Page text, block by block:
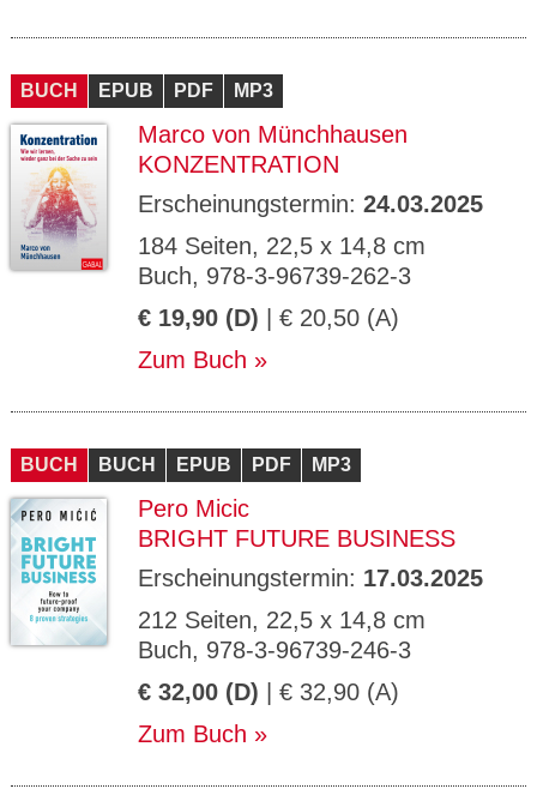
BUCH EPUB PDF MP3
Marco von Münchhausen
KONZENTRATION
Erscheinungstermin: 24.03.2025
184 Seiten, 22,5 x 14,8 cm
Buch, 978-3-96739-262-3
€ 19,90 (D) | € 20,50 (A)
Zum Buch
BUCH BUCH EPUB PDF MP3
Pero Micic
BRIGHT FUTURE BUSINESS
Erscheinungstermin: 17.03.2025
212 Seiten, 22,5 x 14,8 cm
Buch, 978-3-96739-246-3
€ 32,00 (D) | € 32,90 (A)
Zum Buch